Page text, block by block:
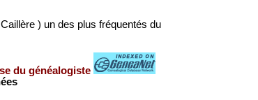
) un des plus fréquentés du
du généalogiste